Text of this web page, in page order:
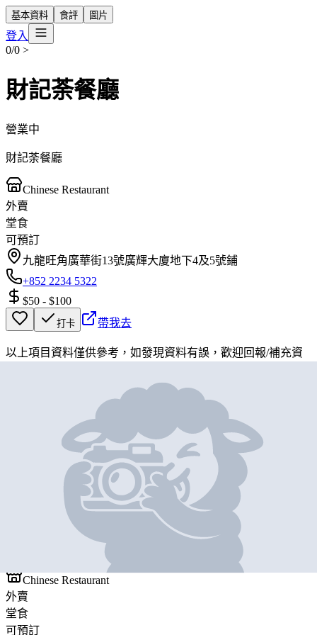
基本資料 食評 圖片
登入
0/0 >
財記荼餐廳
營業中
財記荼餐廳
Chinese Restaurant
外賣
堂食
可預訂
九龍旺角廣華街13號廣輝大廈地下4及5號鋪
+852 2234 5322
$50 - $100
打卡 帶我去
以上項目資料僅供參考，如發現資料有誤，歡迎回報/補充資
財記荼餐廳
Chinese Restaurant
外賣
堂食
可預訂